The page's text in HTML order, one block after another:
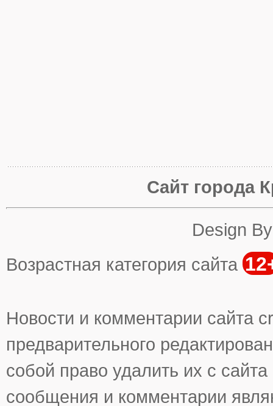
Сайт города
Design
Возрастная категория сайта
Новости и комментарии сайта
предварительного
собой право удалить их с
сообщения и комментарии